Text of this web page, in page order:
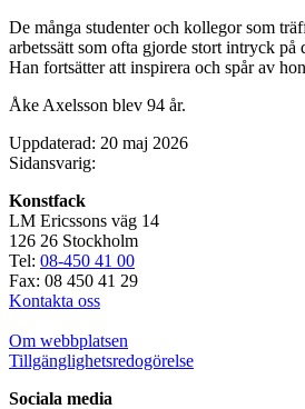
De många studenter och kollegor som
arbetssätt som ofta gjorde stort intryck
Han fortsätter att inspirera och spår av
Åke Axelsson blev 94 år.
Uppdaterad: 20 maj 2026
Sidansvarig:
Konstfack
LM Ericssons väg 14
126 26 Stockholm
Tel: 08-450 41 00
Fax: 08 450 41 29
Kontakta oss
Om webbplatsen
Tillgänglighetsredogörelse
Sociala media